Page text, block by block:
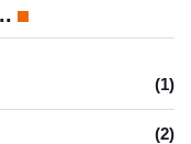
(1)
(2)